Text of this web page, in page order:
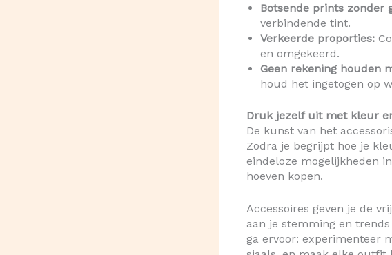
Botsende prints zonder
verbindende tint.
Verkeerde proporties:
en omgekeerd.
Geen rekening houden
houd het ingetogen op
Druk jezelf uit met kleur
De kunst van het
Zodra je begrijpt hoe je
eindeloze mogelijkheden
hoeven kopen.
Accessoires geven je de
aan je stemming en
ga ervoor: experimenteer